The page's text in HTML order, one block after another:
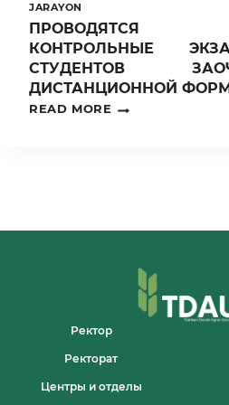
JARAYON
ПРОВОДЯТСЯ
КОНТРОЛЬНЫЕ
СТУДЕНТОВ
ДИСТАНЦИОННОЙ
READ MORE
ПРОВОДЯТСЯ
ДИСТАНЦИОННОЙ
Ректор
Ректорат
Центры и отделы